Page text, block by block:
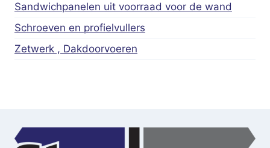
Sandwichpanelen uit voorraad voor de wand
Schroeven en profielvullers
Zetwerk , Dakdoorvoeren